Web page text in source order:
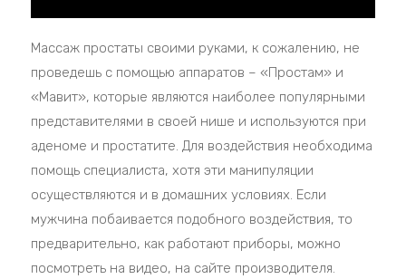
Массаж простаты своими руками, к сожалению, не
проведешь с помощью аппаратов – «Простам» и
«Мавит», которые являются наиболее популярными
представителями в своей нише и используются при
аденоме и простатите. Для воздействия необходима
помощь специалиста, хотя эти манипуляции
осуществляются и в домашних условиях. Если
мужчина побаивается подобного воздействия, то
предварительно, как работают приборы, можно
посмотреть на видео, на сайте производителя.